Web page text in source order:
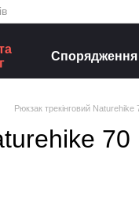
Спорядження
Рюкзак трекінговий